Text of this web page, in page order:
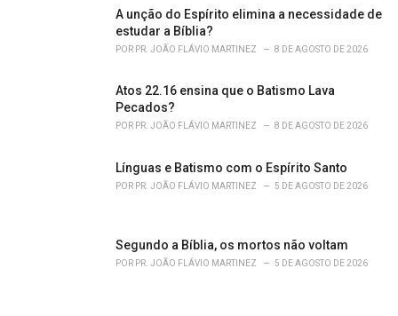
A unção do Espírito elimina a necessidade de
estudar a Bíblia?
POR PR. JOÃO FLÁVIO MARTINEZ 8 DE AGOSTO DE 2026
Atos 22.16 ensina que o Batismo Lava
Pecados?
POR PR. JOÃO FLÁVIO MARTINEZ 8 DE AGOSTO DE 2026
Línguas e Batismo com o Espírito Santo
POR PR. JOÃO FLÁVIO MARTINEZ 5 DE AGOSTO DE 2026
Segundo a Bíblia, os mortos não voltam
POR PR. JOÃO FLÁVIO MARTINEZ 5 DE AGOSTO DE 2026